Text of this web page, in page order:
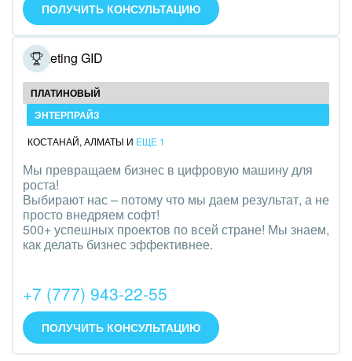
Оборудование, техника
Полиграфия
Ритуальные услуги
Рынки и торговля
Финансы, бухгалтерия, банки
Химия и нефтехимия
Ювелирное дело
Юриспруденция
ПОЛУЧИТЬ КОНСУЛЬТАЦИЮ
Marketing GID
ПЛАТИНОВЫЙ
ЭНТЕРПРАЙЗ
КОСТАНАЙ, АЛМАТЫ И ЕЩЕ 1
Мы превращаем бизнес в цифровую машину для
роста!
Выбирают нас – потому что мы даем результат, а не
просто внедряем софт!
500+ успешных проектов по всей стране! Мы знаем,
как делать бизнес эффективнее.
+7 (777) 943-22-55
ПОЛУЧИТЬ КОНСУЛЬТАЦИЮ